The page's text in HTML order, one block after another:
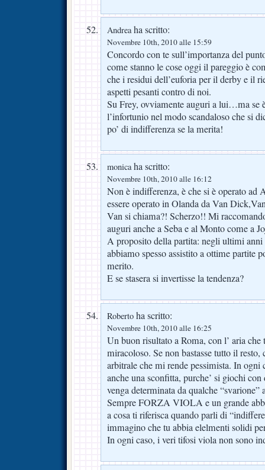
Andreaha scritto:
Novembre 10th, 2010 alle 15:59
Concordo con te sull’importanza del
come stanno le cose oggi il pareggio è
che i residui dell’euforia per il derby e il
aspetti pesanti contro di noi.
Su Frey, ovviamente auguri a lui…ma se
l’infortunio nel modo scandaloso che si
po’ di indifferenza se la merita!
monicaha scritto:
Novembre 10th, 2010 alle 16:12
Non è indifferenza, è che si è operato ad
essere operato in Olanda da Van
Van si chiama?! Scherzo!! Mi
auguri anche a Seba e al Monto come a
A proposito della partita: negli ultimi
abbiamo spesso assistito a ottime partite
merito.
E se stasera si invertisse la tendenza?
Roberto ha scritto:
Novembre 10th, 2010 alle 16:25
Un buon risultato a Roma, con l’ aria che
miracoloso. Se non bastasse tutto il resto,
arbitrale che mi rende pessimista. In ogni
anche una sconfitta, purche’ si giochi con
venga determinata da qualche “svarione”
Sempre FORZA VIOLA e un grande
a cosa ti riferisca quando parli di
immagino che tu abbia elelmenti solidi
In ogni caso, i veri tifosi viola non sono